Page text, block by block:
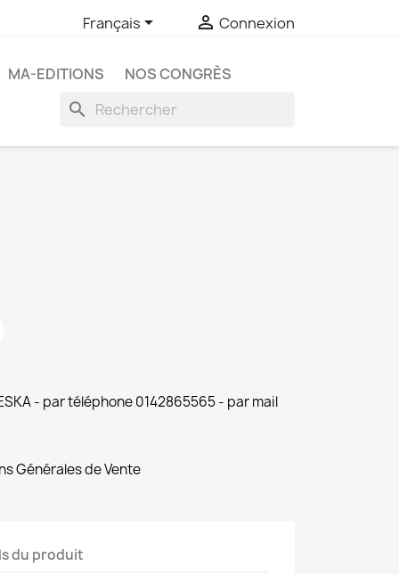
Français  Connexion
MA-EDITIONS NOS CONGRÈS
search
- par téléphone 0142865565 - par mail
Générales de Vente
du produit